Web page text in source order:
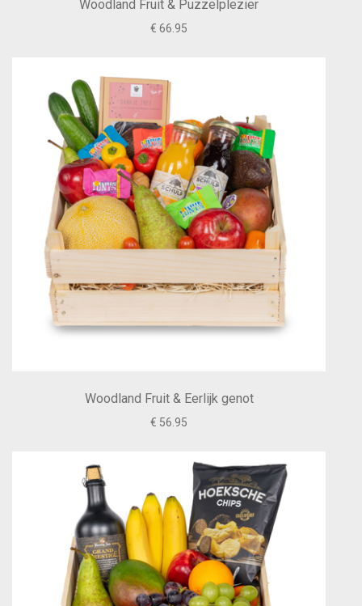
Woodland Fruit & Puzzelplezier
€ 66.95
Woodland Fruit & Eerlijk genot
€ 56.95